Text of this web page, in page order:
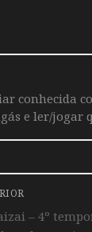
conhecida
e ler/jogar
– 4º